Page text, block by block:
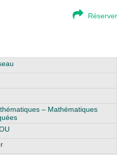
Réserver
– Mathématiques